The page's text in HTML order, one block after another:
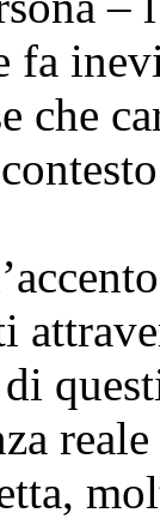
fa
che
di